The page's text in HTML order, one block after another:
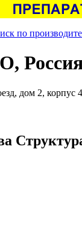
по
дом 2, корпус 4